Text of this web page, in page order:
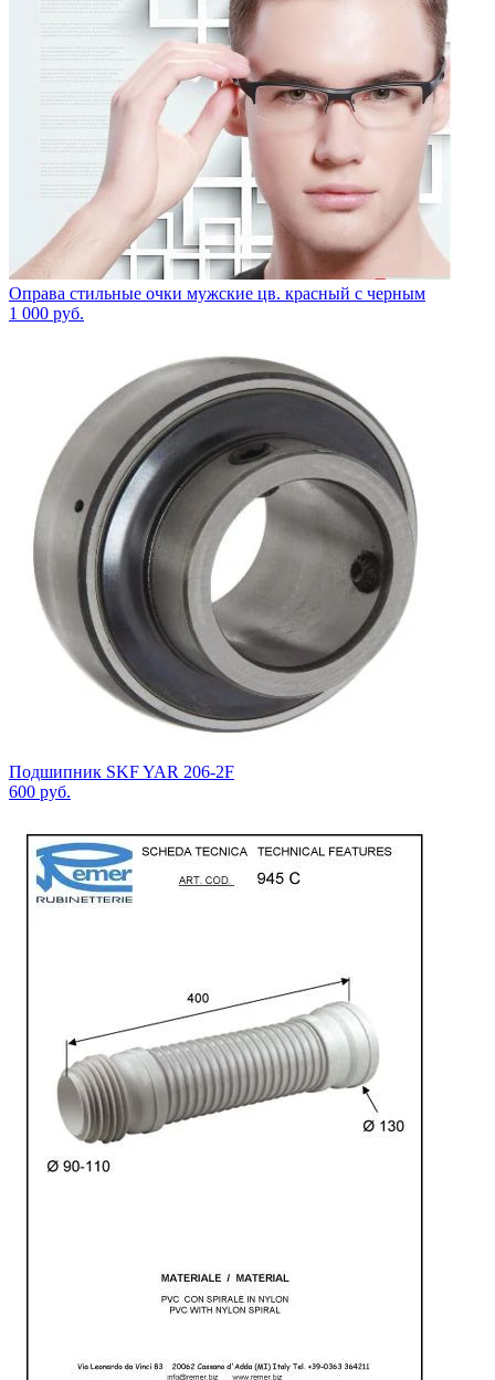
Оправа стильные очки мужские цв. красный с черным
1 000 руб.
Подшипник SKF YAR 206-2F
600 руб.